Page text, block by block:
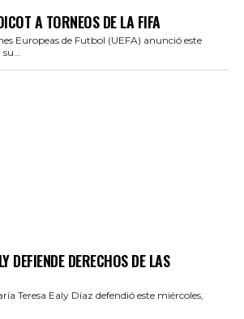
A TORNEOS DE LA FIFA
Europeas de Futbol (UEFA) anunció este
DEFIENDE DERECHOS DE LAS
Teresa Ealy Díaz defendió este miércoles,